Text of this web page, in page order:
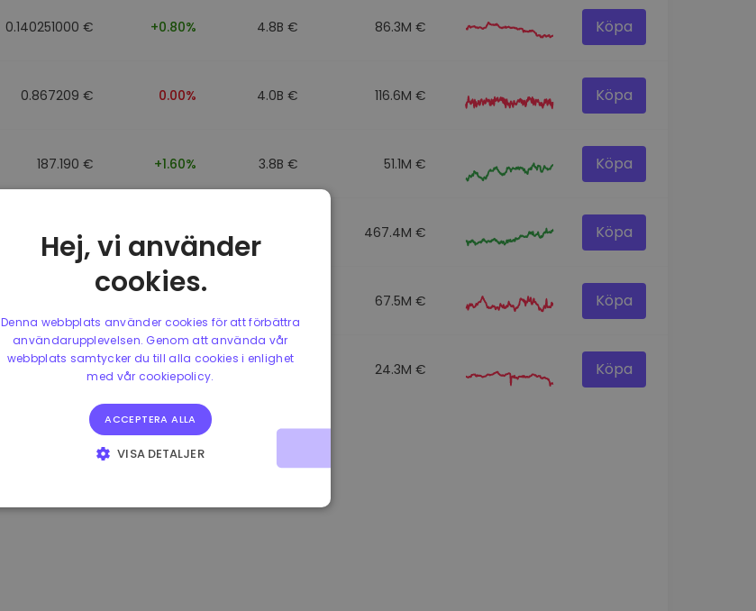
0.140251000 € +0.80% 4.8B € 86.3M € Köpa
0.867209 € 0.00% 4.0B € 116.6M € Köpa
187.190 € +1.60% 3.8B € 51.1M € Köpa
0.867184 € 0.00% 467.4M € Köpa
67.5M € Köpa
1.160000 € -3.00% 3.2B € 24.3M € Köpa
Hej, vi använder
cookies.
Denna webbplats använder cookies för att förbättra
användarupplevelsen. Genom att använda vår
webbplats samtycker du till alla cookies i enlighet
med vår cookiepolicy.
ACCEPTERA ALLA
VISA DETALJER